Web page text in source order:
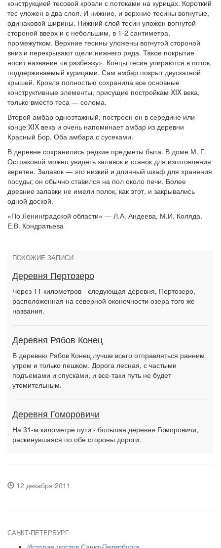
конструкцией тесовой кровли с потоками на курицах. Короткий
тес уложен в два слоя. И нижние, и верхние тесины вогнутые,
одинаковой ширины. Нижний слой тесин уложен вогнутой
стороной вверх и с небольшим, в 1-2 сантиметра,
промежутком. Верхние тесины уложены вогнутой стороной
вниз и перекрывают щели нижнего ряда. Такое покрытие
носит название «в разбежку». Концы тесин упираются в поток,
поддерживаемый курицами. Сам амбар покрыт двускатной
крышей. Кровля полностью сохранила все основные
конструктивные элементы, присущие постройкам XIX века,
только вместо теса — солома.
Второй амбар одноэтажный, построен он в середине или
конце XIX века и очень напоминает амбар из деревни
Красный Бор. Оба амбара с сусеками.
В деревне сохранились редкие предметы быта. В доме М. Г.
Остраковой можно увидеть залавок и станок для изготовления
веретен. Залавок — это низкий и длинный шкаф для хранения
посуды; он обычно ставился на пол около печи. Более
древние залавки не имели полок, как этот, и закрывались
одной доской.
«По Ленинградской области» — Л.А. Андеева, М.И. Коляда,
Е.В. Кондратьева
ПОХОЖИЕ ЗАПИСИ
Деревня Пертозеро
Через 11 километров - следующая деревня, Пертозеро,
расположенная на северной оконечности озера того же
названия.
Деревня Рябов Конец
В деревню Рябов Конец лучше всего отправляться ранним
утром и только пешком. Дорога лесная, с частыми
подъемами и спусками, и все-таки путь не будет
утомительным.
Деревня Гоморовичи
На 31-м километре пути - большая деревня Гоморовичи,
раскинувшаяся по обе стороны дороги.
12 декабря 2011
САНКТ-ПЕТЕРБУРГ